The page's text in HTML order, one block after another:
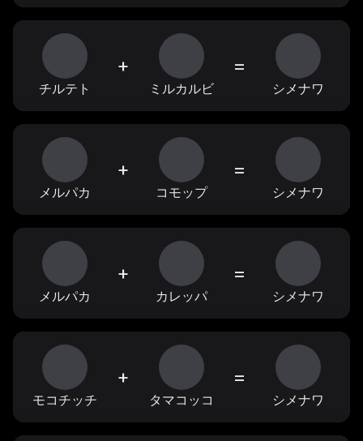
チルテト
+
ミルカルビ
=
シメナワ
メルパカ
+
コモップ
=
シメナワ
メルパカ
+
カレッパ
=
シメナワ
モコチッチ
+
タマコッコ
=
シメナワ